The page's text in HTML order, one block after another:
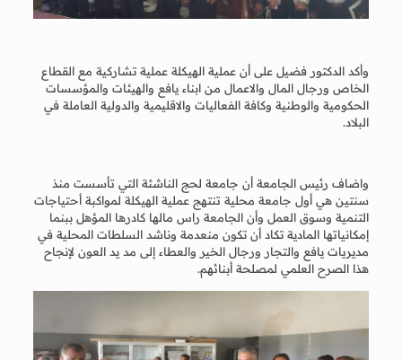
وأكد الدكتور فضيل على أن عملية الهيكلة عملية تشاركية مع القطاع
الخاص ورجال المال والاعمال من ابناء يافع والهيئات والمؤسسات
الحكومية والوطنية وكافة الفعاليات والاقليمية والدولية العاملة في
البلاد.
واضاف رئيس الجامعة أن جامعة لحج الناشئة التي تأسست منذ
سنتين هي أول جامعة محلية تنتهج عملية الهيكلة لمواكبة أحتياجات
التنمية وسوق العمل وأن الجامعة راس مالها كادرها المؤهل ببنما
إمكانياتها المادية تكاد أن تكون منعدمة وناشد السلطات المحلية في
مديريات يافع والتجار ورجال الخير والعطاء إلى مد يد العون لإنجاح
هذا الصرح العلمي لمصلحة أبنائهم.